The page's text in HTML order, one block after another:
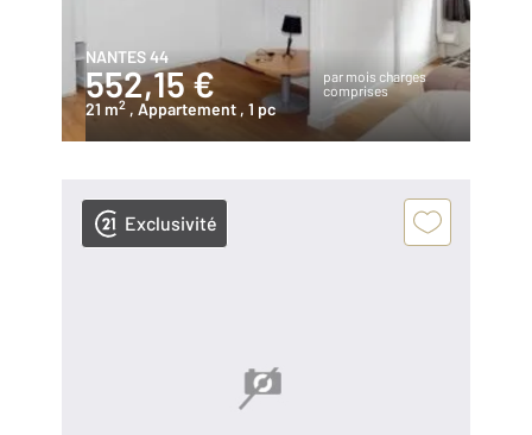
NANTES 44
552,15 €
par mois charges
comprises
21 m2 , Appartement , 1 pc
Exclusivité